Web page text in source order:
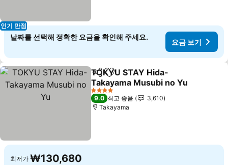
인기 만점
날짜를 선택해 정확한 요금을 확인해 주세요.
요금 보기
공유 즐겨찾기에 추가
TOKYU STAY Hida-
Takayama Musubi no Yu
요금 보기
4 성급
9.0 최고 좋음
3,610
Takayama
최저가 ₩130,680